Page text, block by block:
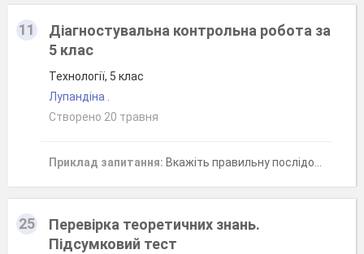
11
Діагностувальна контрольна робота за
5 клас
Технології, 5 клас
Лупандіна .
Створено 20 травня
Приклад запитання: Вкажіть правильну послідовність етапів проєктування
25
Перевірка теоретичних знань.
Підсумковий тест